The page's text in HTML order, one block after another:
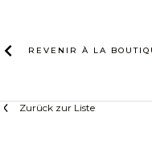
REVENIR À LA
Zurück zur Liste